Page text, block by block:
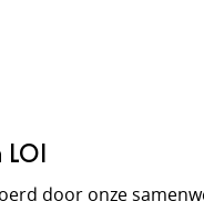
LOI
door onze